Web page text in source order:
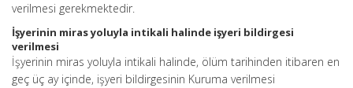
verilmesi gerekmektedir.
İşyerinin miras yoluyla intikali halinde işyeri bildirgesi
verilmesi
İşyerinin miras yoluyla intikali halinde, ölüm tarihinden itibaren en
geç üç ay içinde, işyeri bildirgesinin Kuruma verilmesi